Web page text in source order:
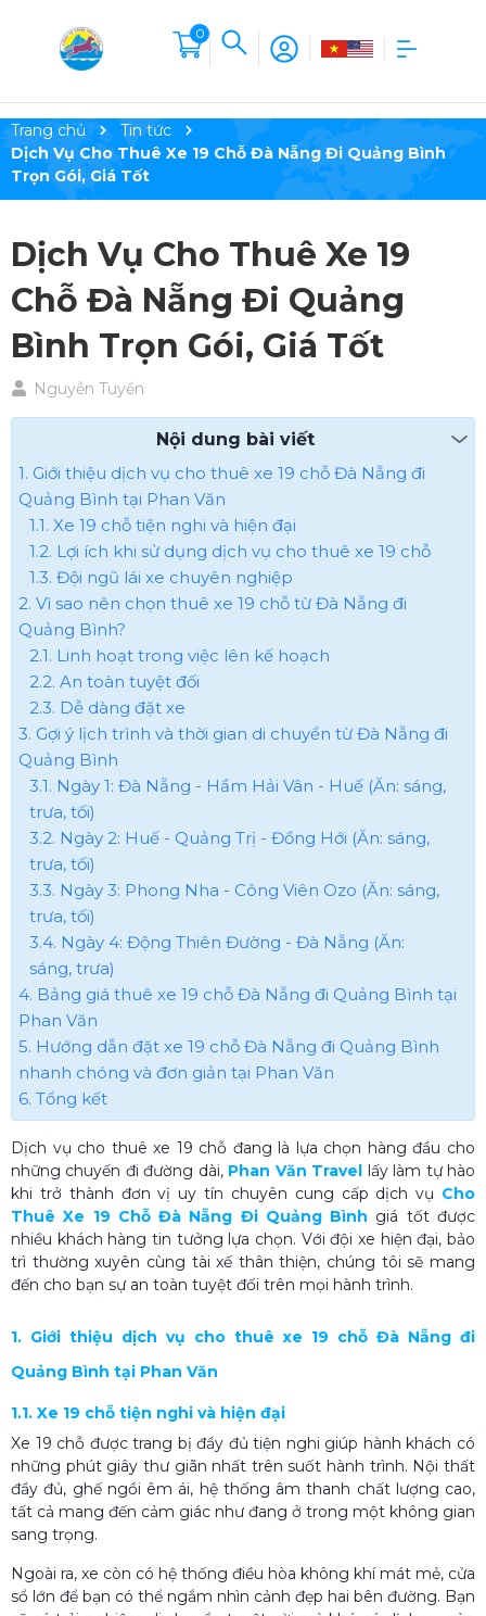
0
Trang chủ
Tin tức
Dịch Vụ Cho Thuê Xe 19 Chỗ Đà Nẵng Đi Quảng Bình
Trọn Gói, Giá Tốt
Dịch Vụ Cho Thuê Xe 19
Chỗ Đà Nẵng Đi Quảng
Bình Trọn Gói, Giá Tốt
Nguyễn Tuyền
Nội dung bài viết
1. Giới thiệu dịch vụ cho thuê xe 19 chỗ Đà Nẵng đi
Quảng Bình tại Phan Văn
1.1. Xe 19 chỗ tiện nghi và hiện đại
1.2. Lợi ích khi sử dụng dịch vụ cho thuê xe 19 chỗ
1.3. Đội ngũ lái xe chuyên nghiệp
2. Vì sao nên chọn thuê xe 19 chỗ từ Đà Nẵng đi
Quảng Bình?
2.1. Linh hoạt trong việc lên kế hoạch
2.2. An toàn tuyệt đối
2.3. Dễ dàng đặt xe
3. Gợi ý lịch trình và thời gian di chuyển từ Đà Nẵng đi
Quảng Bình
3.1. Ngày 1: Đà Nẵng - Hầm Hải Vân - Huế (Ăn: sáng,
trưa, tối)
3.2. Ngày 2: Huế - Quảng Trị - Đồng Hới (Ăn: sáng,
trưa, tối)
3.3. Ngày 3: Phong Nha - Công Viên Ozo (Ăn: sáng,
trưa, tối)
3.4. Ngày 4: Động Thiên Đường - Đà Nẵng (Ăn:
sáng, trưa)
4. Bảng giá thuê xe 19 chỗ Đà Nẵng đi Quảng Bình tại
Phan Văn
5. Hướng dẫn đặt xe 19 chỗ Đà Nẵng đi Quảng Bình
nhanh chóng và đơn giản tại Phan Văn
6. Tổng kết
Dịch vụ cho thuê xe 19 chỗ đang là lựa chọn hàng đầu cho
những chuyến đi đường dài, Phan Văn Travel lấy làm tự hào
khi trở thành đơn vị uy tín chuyên cung cấp dịch vụ Cho
Thuê Xe 19 Chỗ Đà Nẵng Đi Quảng Bình giá tốt được
nhiều khách hàng tin tưởng lựa chọn. Với đội xe hiện đại, bảo
trì thường xuyên cùng tài xế thân thiện, chúng tôi sẽ mang
đến cho bạn sự an toàn tuyệt đối trên mọi hành trình.
1. Giới thiệu dịch vụ cho thuê xe 19 chỗ Đà Nẵng đi
Quảng Bình tại Phan Văn
1.1. Xe 19 chỗ tiện nghi và hiện đại
Xe 19 chỗ được trang bị đầy đủ tiện nghi giúp hành khách có
những phút giây thư giãn nhất trên suốt hành trình. Nội thất
đầy đủ, ghế ngồi êm ái, hệ thống âm thanh chất lượng cao,
tất cả mang đến cảm giác như đang ở trong một không gian
sang trọng.
Ngoài ra, xe còn có hệ thống điều hòa không khí mát mẻ, cửa
sổ lớn để bạn có thể ngắm nhìn cảnh đẹp hai bên đường. Bạn